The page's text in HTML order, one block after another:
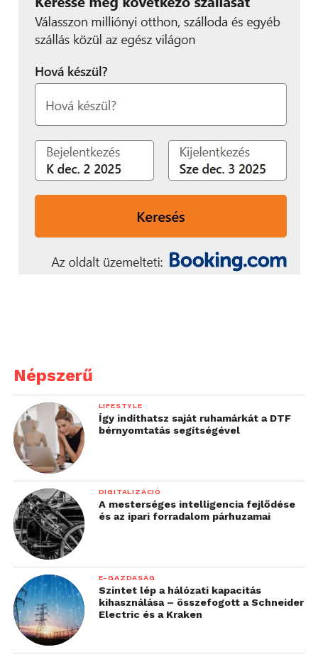
automatizál, optimalizál
és ügyfélélményt növel.
Az automatizáció azt
jelenti, hogy emberi
tevékenységeket képes
helyettesíteni a gép. Ahol
az ember nem kiváltható,
ott pedig optimalizálunk,
azaz hatékonyabban
dolgozhatunk az MI
segítségével. Az
ügyfélélmény növelése
vagy szolgáltatásunkat.
Mi az iBookr-nél például
automatizáltan állítunk
ki ajánlatokat. Az
ügyfelek elégedettek,
mert azonnal kapnak
választ, nem kell
megvárni, míg három nap
múlva felhívja őket az
ügyintéző”
– ecsetelte a technológia előnyeit Pap Martin.
Népszerű
LIFESTYLE
Így indíthatsz saját ruhamárkát a DTF
bérnyomtatás segítségével
DIGITALIZÁCIÓ
A mesterséges intelligencia fejlődése
és az ipari forradalom párhuzamai
E-GAZDASÁG
Szintet lép a hálózati kapacitás
kihasználása – összefogott a Schneider
Electric és a Kraken